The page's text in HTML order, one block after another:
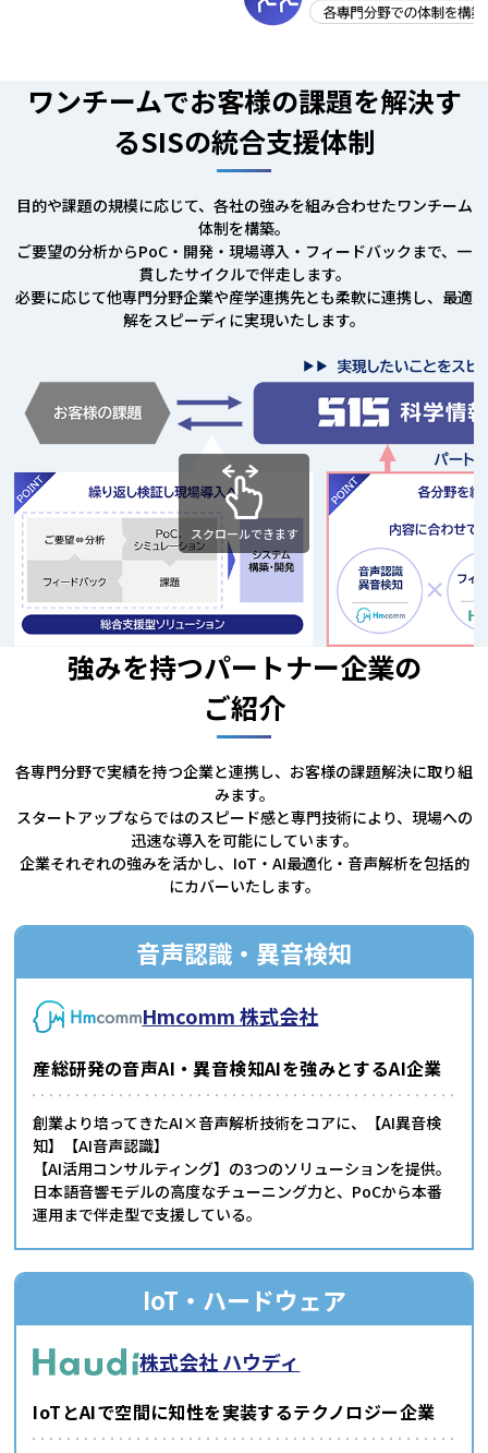
ワンチームでお客様の課題を解決す
るSISの統合支援体制
目的や課題の規模に応じて、各社の強みを組み合わせたワンチーム
体制を構築。
ご要望の分析からPoC・開発・現場導入・フィードバックまで、一
貫したサイクルで伴走します。
必要に応じて他専門分野企業や産学連携先とも柔軟に連携し、最適
解をスピーディに実現いたします。
スクロールできます
強みを持つパートナー企業の
ご紹介
各専門分野で実績を持つ企業と連携し、お客様の課題解決に取り組
みます。
スタートアップならではのスピード感と専門技術により、現場への
迅速な導入を可能にしています。
企業それぞれの強みを活かし、IoT・AI最適化・音声解析を包括的
にカバーいたします。
音声認識・異音検知
Hmcomm 株式会社
産総研発の音声AI・異音検知AIを強みとするAI企業
創業より培ってきたAI×音声解析技術をコアに、【AI異音検
知】【AI音声認識】
【AI活用コンサルティング】の3つのソリューションを提供。
日本語音響モデルの高度なチューニング力と、PoCから本番
運用まで伴走型で支援している。
IoT・ハードウェア
株式会社 ハウディ
IoTとAIで空間に知性を実装するテクノロジー企業